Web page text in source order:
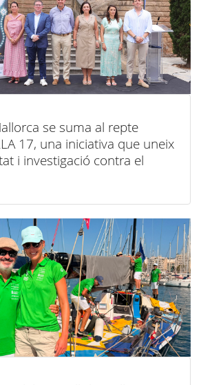
se suma al repte
17, una iniciativa que uneix
i investigació contra el